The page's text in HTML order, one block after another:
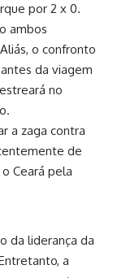
por 2 x 0.
ambos
o confronto
da viagem
no
a zaga contra
de
Ceará pela
da liderança da
a